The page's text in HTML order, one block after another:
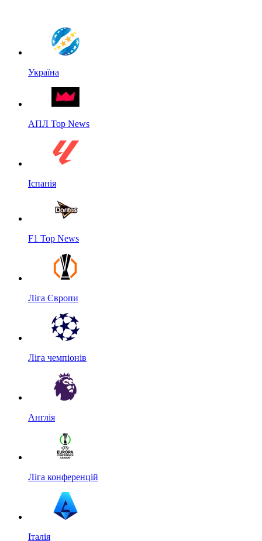
Україна
АПЛ Top News
Іспанія
F1 Top News
Ліга Європи
Ліга чемпіонів
Англія
Ліга конференцій
Італія